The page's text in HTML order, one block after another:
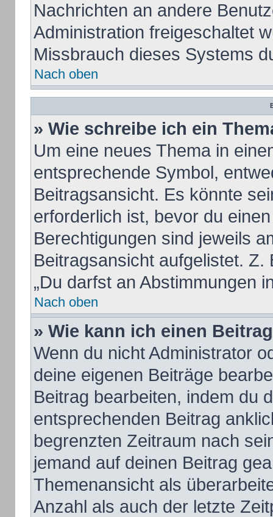
Nachrichten an andere
Administration freigeschaltet
Missbrauch dieses Systems
Nach oben
» Wie schreibe ich ein
Um eine neues Thema in
entsprechende Symbol,
Beitragsansicht. Es könnte
erforderlich ist, bevor du
Berechtigungen sind jeweils
Beitragsansicht aufgelistet. Z.
„Du darfst an Abstimmungen
Nach oben
» Wie kann ich einen
Wenn du nicht Administrator
deine eigenen Beiträge
Beitrag bearbeiten, indem du
entsprechenden Beitrag
begrenzten Zeitraum nach
jemand auf deinen Beitrag
Themenansicht als
Anzahl als auch der letzte